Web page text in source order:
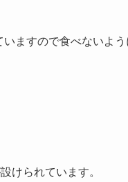
可能です。
べない方が良い